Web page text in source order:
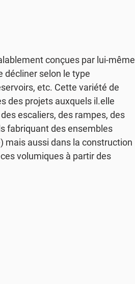
conçues par lui-même
décliner selon le type
etc. Cette variété de
des projets auxquels il.elle
escaliers, des rampes, des
fabriquant des ensembles
mais aussi dans la construction
volumiques à partir des